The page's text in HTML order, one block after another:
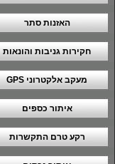
האזנות סתר
חקירות גניבות והונאות
מעקב אלקטרוני GPS
איתור כספים
רקע טרם התקשרות